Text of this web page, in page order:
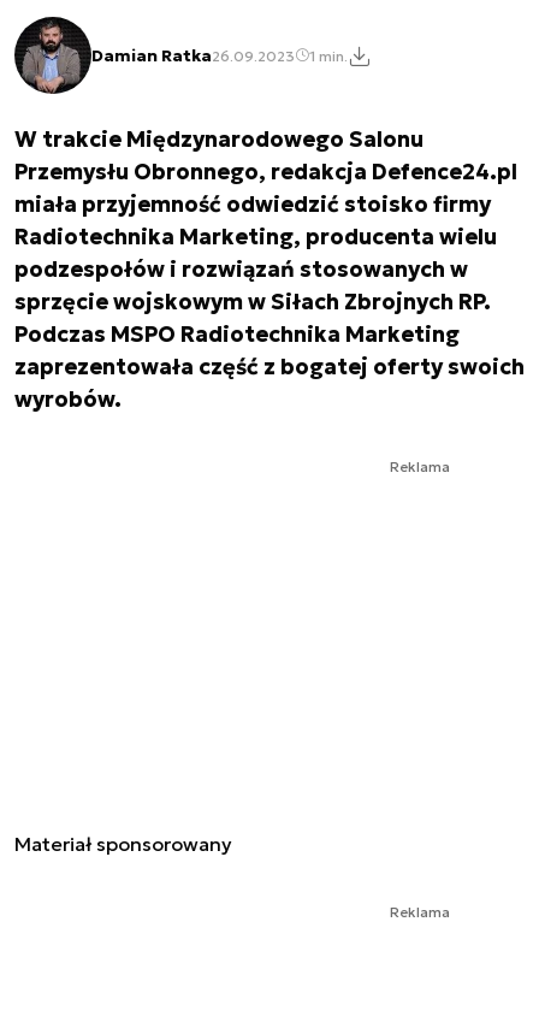
Damian Ratka26.09.2023 1 min.
W trakcie Międzynarodowego Salonu
Przemysłu Obronnego, redakcja Defence24.pl
miała przyjemność odwiedzić stoisko firmy
Radiotechnika Marketing, producenta wielu
podzespołów i rozwiązań stosowanych w
sprzęcie wojskowym w Siłach Zbrojnych RP.
Podczas MSPO Radiotechnika Marketing
zaprezentowała część z bogatej oferty swoich
wyrobów.
Reklama
Materiał sponsorowany
Reklama